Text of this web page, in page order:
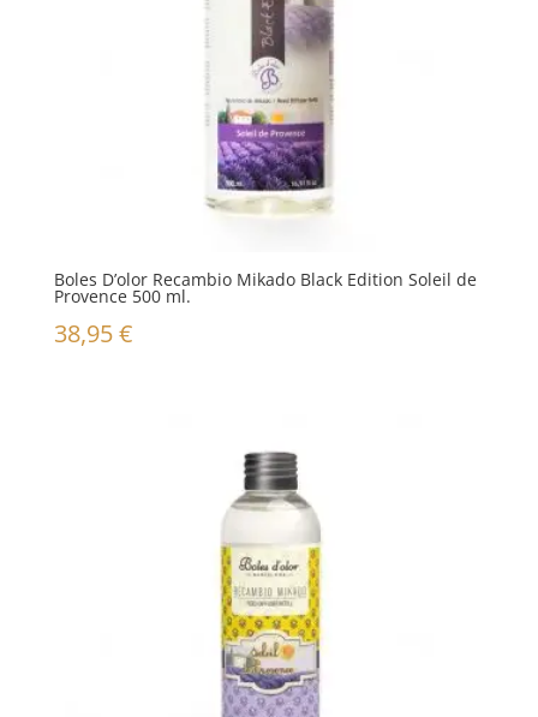
Boles D’olor Recambio Mikado Black Edition Soleil de
Provence 500 ml.
38,95€